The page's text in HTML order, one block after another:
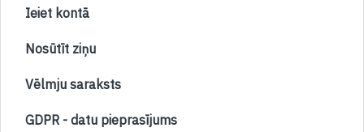
Ieiet kontā
Nosūtīt ziņu
Vēlmju saraksts
GDPR - datu pieprasījums